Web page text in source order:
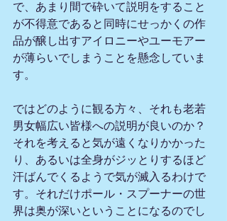
で、あまり間で砕いて説明をすること
が不得意であると同時にせっかくの作
品が醸し出すアイロニーやユーモアー
が薄らいでしまうことを懸念していま
す。
ではどのように観る方々、それも老若
男女幅広い皆様への説明が良いのか？
それを考えると気が遠くなりかかった
り、あるいは全身がジッとりするほど
汗ばんでくるようで気が滅入るわけで
す。それだけポール・スプーナーの世
界は奥が深いということになるのでし